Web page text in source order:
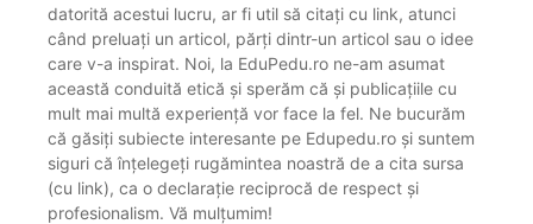
datorită acestui lucru, ar fi util să citați cu link, atunci
când preluați un articol, părți dintr-un articol sau o idee
care v-a inspirat. Noi, la EduPedu.ro ne-am asumat
această conduită etică și sperăm că și publicațiile cu
mult mai multă experiență vor face la fel. Ne bucurăm
că găsiți subiecte interesante pe Edupedu.ro și suntem
siguri că înțelegeți rugămintea noastră de a cita sursa
(cu link), ca o declarație reciprocă de respect și
profesionalism. Vă mulțumim!